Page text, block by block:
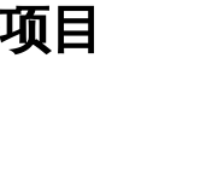
目